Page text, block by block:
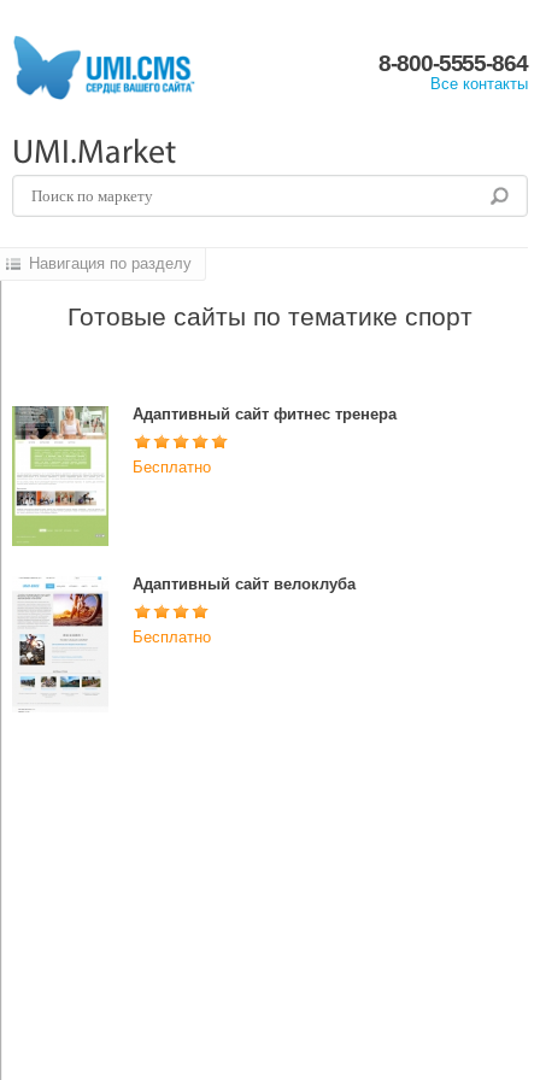
8-800-5555-864
Все контакты
UMI.Market
Навигация по разделу
Готовые сайты по тематике спорт
Адаптивный сайт фитнес тренера
Бесплатно
Адаптивный сайт велоклуба
Бесплатно